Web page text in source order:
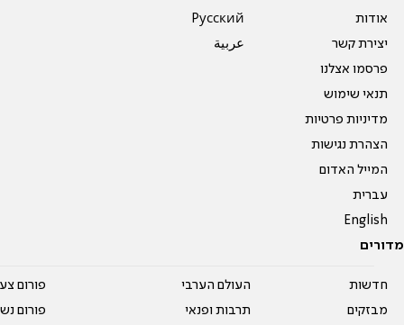
אודות
יצירת קשר
פרסמו אצלנו
תנאי שימוש
מדיניות פרטיות
הצהרת נגישות
המייל האדום
עברית
English
Pусский
عربية
מדורים
חדשות
מבזקים
העולם הערבי
תרבות ופנאי
פורום
פורום